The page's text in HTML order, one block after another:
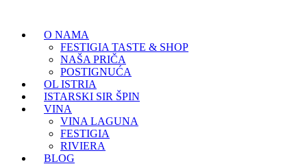
O NAMA
FESTIGIA TASTE & SHOP
NAŠA PRIČA
POSTIGNUĆA
OL ISTRIA
ISTARSKI SIR ŠPIN
VINA
VINA LAGUNA
FESTIGIA
RIVIERA
BLOG